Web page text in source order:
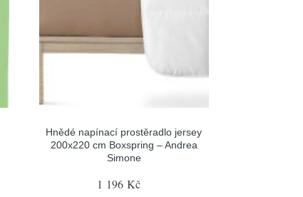
Hnědé napínací prostěradlo jersey
200x220 cm Boxspring – Andrea
Simone
1 196 Kč